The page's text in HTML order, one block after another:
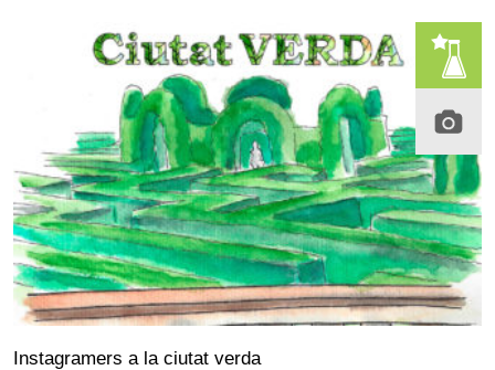
Instagramers a la ciutat verda